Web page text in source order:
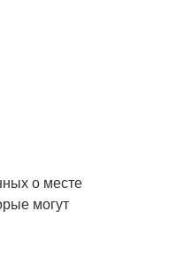
о месте
могут